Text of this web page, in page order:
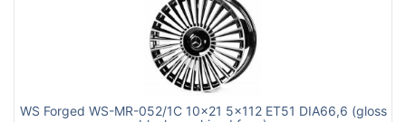
WS Forged WS-MR-052/1C 10x21 5x112 ET51 DIA66,6 (gloss